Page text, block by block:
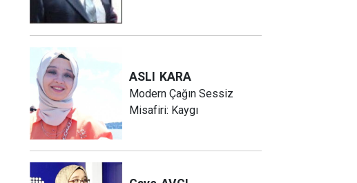
ASLI KARA
Modern Çağın Sessiz
Misafiri: Kaygı